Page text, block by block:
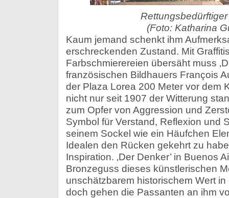
Rettungsbedürftiger
(Foto: Katharina
Kaum jemand schenkt ihm
erschreckenden Zustand. Mit
Farbschmierereien übersäht muss
französischen Bildhauers François
der Plaza Lorea 200 Meter vor dem
nicht nur seit 1907 der Witterung
zum Opfer von Aggression und
Symbol für Verstand, Reflexion und
seinem Sockel wie ein Häufchen
Idealen den Rücken gekehrt zu
Inspiration. ‚Der Denker’ in Buenos
Bronzeguss dieses künstlerischen
unschätzbarem historischem Wert
doch gehen die Passanten an ihm